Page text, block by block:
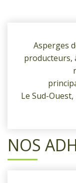
Asperges
producteurs,
Le Sud-
NOS